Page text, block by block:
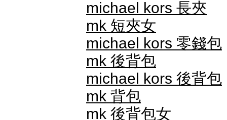
michael kors 長夾
mk 短夾女
michael kors 零錢包
mk 後背包
michael kors 後背包
mk 背包
mk 後背包女